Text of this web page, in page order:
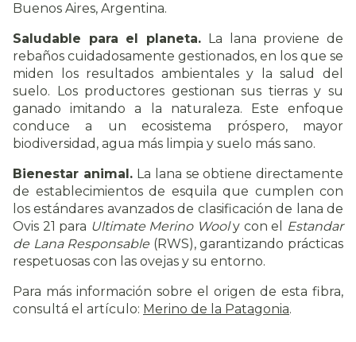
Buenos Aires, Argentina.
Saludable para el planeta. La lana proviene de
rebaños cuidadosamente gestionados, en los que se
miden los resultados ambientales y la salud del
suelo. Los productores gestionan sus tierras y su
ganado imitando a la naturaleza. Este enfoque
conduce a un ecosistema próspero, mayor
biodiversidad, agua más limpia y suelo más sano.
Bienestar animal. La lana se obtiene directamente
de establecimientos de esquila que cumplen con
los estándares avanzados de clasificación de lana de
Ovis 21 para Ultimate Merino Wooly con el
Estandar
de Lana Responsable (RWS), garantizando prácticas
respetuosas con las ovejas y su entorno.
Para más información sobre el origen de esta fibra,
consultá el artículo: Merino de la Patagonia.